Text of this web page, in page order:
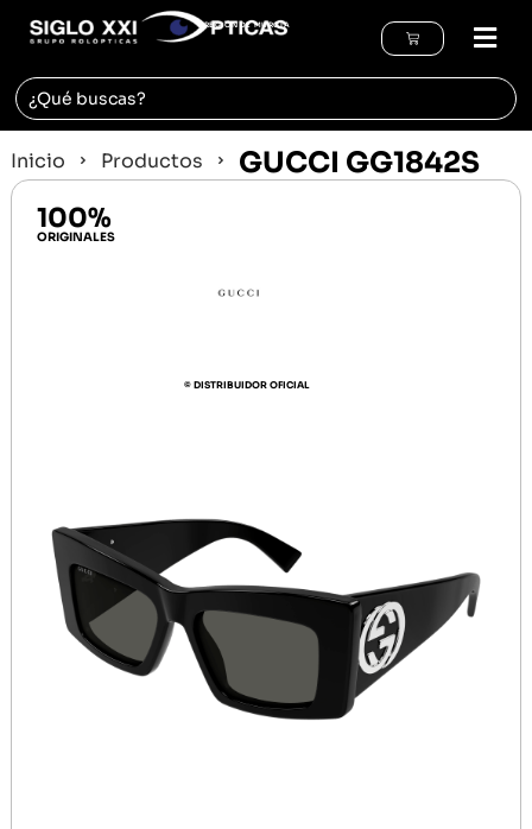
REGIÓN DE MURCIA
Inicio Productos GUCCI GG1842S
100%
ORIGINALES
© DISTRIBUIDOR OFICIAL